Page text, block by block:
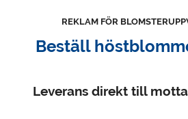
REKLAM FÖR
Beställ
Leverans direkt till